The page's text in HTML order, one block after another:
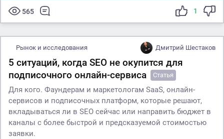
565 1
Рынок и исследования Дмитрий Шестаков
5 ситуаций, когда SEO не окупится для
подписочного онлайн-сервиса
Статья
Для кого. Фаундерам и маркетологам SaaS, онлайн-
сервисов и подписочных платформ, которые решают,
вкладываться ли в SEO сейчас или направить бюджет в
каналы с более быстрой и предсказуемой стоимостью
заявки.